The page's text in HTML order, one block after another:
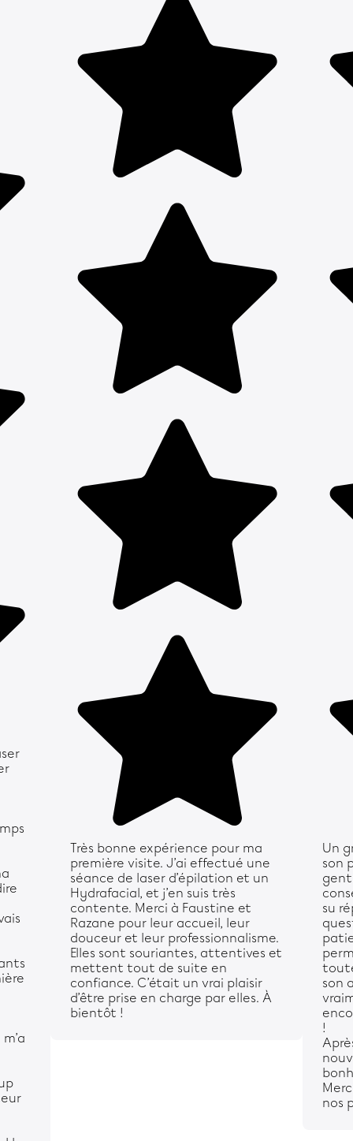
Très bonne expérience pour ma
première visite. J’ai effectué une
séance de laser d’épilation et un
Hydrafacial, et j’en suis très
contente. Merci à Faustine et
Razane pour leur accueil, leur
douceur et leur professionnalisme.
Elles sont souriantes, attentives et
mettent tout de suite en
confiance. C’était un vrai plaisir
d’être prise en charge par elles. À
bientôt !
Un
son
su
son
!
nos